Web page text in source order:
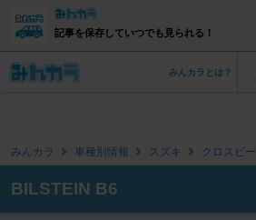
記事を保存していつでも見られる！
みんカラとは？
みんカラ 車種別情報 スズキ クロスビー
BILSTEIN B6